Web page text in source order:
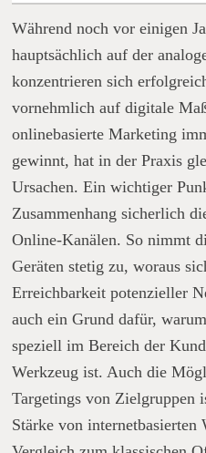
Während noch vor einigen
hauptsächlich auf der
konzentrieren sich
vornehmlich auf digitale
onlinebasierte Marketing
gewinnt, hat in der Praxis
Ursachen. Ein wichtiger
Zusammenhang sicherlich
Online-Kanälen. So nimmt
Geräten stetig zu, woraus
Erreichbarkeit potenzieller
auch ein Grund dafür,
speziell im Bereich der
Werkzeug ist. Auch die
Targetings von Zielgruppen
Stärke von internetbasierten